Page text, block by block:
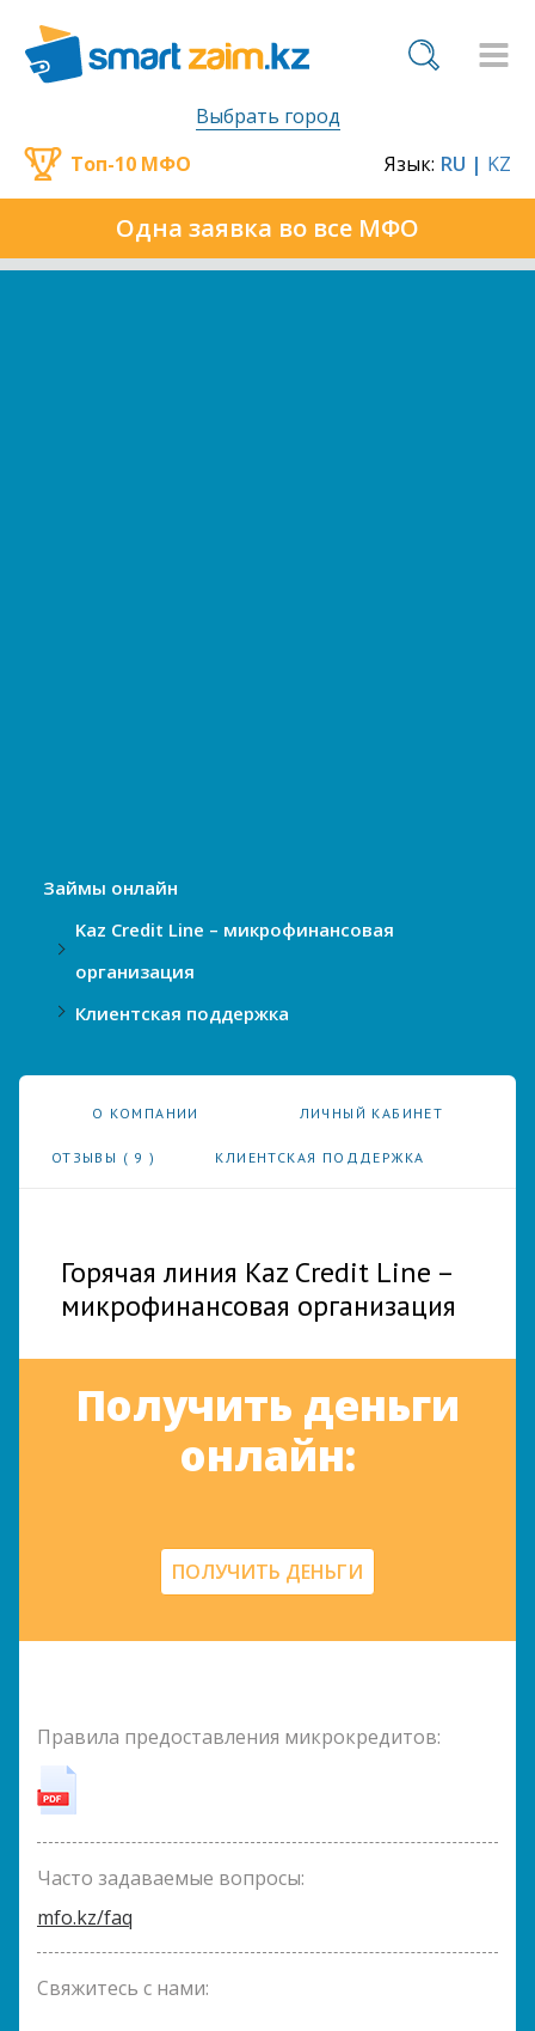
Выбрать город
Одна заявка во все МФО
Топ-10 МФО Язык: RU | KZ
Займы онлайн
Kaz Credit Line – микрофинансовая
организация
Клиентская поддержка
О КОМПАНИИ ЛИЧНЫЙ КАБИНЕТ
ОТЗЫВЫ ( 9) КЛИЕНТСКАЯ ПОДДЕРЖКА
Горячая линия Kaz Credit Line –
микрофинансовая организация
Получить деньги
онлайн:
ПОЛУЧИТЬ ДЕНЬГИ
Правила предоставления микрокредитов:
Часто задаваемые вопросы:
mfo.kz/faq
Свяжитесь с нами: